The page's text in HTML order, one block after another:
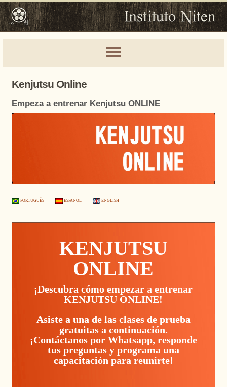
Kenjutsu Online
Empeza a entrenar Kenjutsu ONLINE
PORTUGUÊS ESPAÑOL ENGLISH
KENJUTSU
ONLINE
¡Descubra cómo empezar a entrenar
KENJUTSU ONLINE!
Asiste a una de las clases de prueba
gratuitas a continuación.
¡Contáctanos por Whatsapp, responde
tus preguntas y programa una
capacitación para reunirte!